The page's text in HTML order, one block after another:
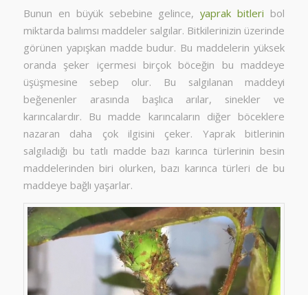
Bunun en büyük sebebine gelince,yaprak bitleri bol
miktarda balımsı maddeler salgılar. Bitkilerinizin üzerinde
görünen yapışkan madde budur. Bu maddelerin yüksek
oranda şeker içermesi birçok böceğin bu maddeye
üşüşmesine sebep olur. Bu salgılanan maddeyi
beğenenler arasında başlıca arılar, sinekler ve
karıncalardır. Bu madde karıncaların diğer böceklere
nazaran daha çok ilgisini çeker. Yaprak bitlerinin
salgıladığı bu tatlı madde bazı karınca türlerinin besin
maddelerinden biri olurken, bazı karınca türleri de bu
maddeye bağlı yaşarlar.